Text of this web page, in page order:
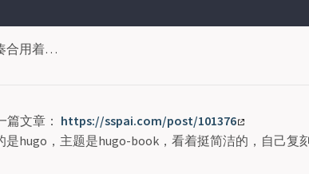
合用着…
文章： https://sspai.com/post/101376
是hugo，主题是hugo-book，看着挺简洁的，自己复